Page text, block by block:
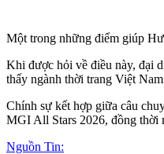
Một trong những điểm giúp
Khi được hỏi về điều này, đại
thấy ngành thời trang Việt
Chính sự kết hợp giữa câu
MGI All Stars 2026, đồng thời
Nguồn Tin: